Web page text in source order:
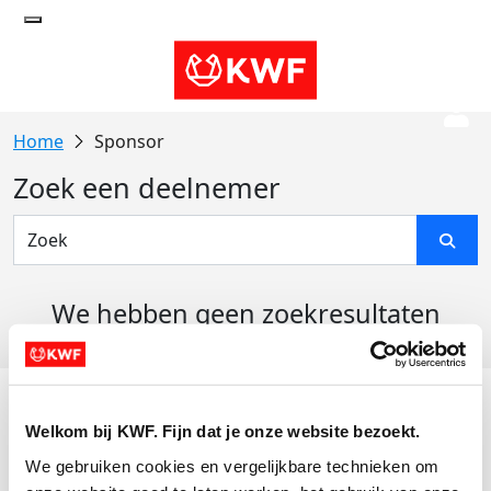
Welkom bij KWF. Fijn dat je onze website bezoekt.
We gebruiken cookies en vergelijkbare technieken om
Sponsor
Zoek een deelnemer
We hebben geen zoekresultaten
Actiematerialen
Evenementen